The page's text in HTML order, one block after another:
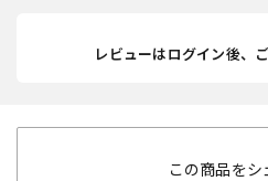
レビューはログイン後、
この商品をシ